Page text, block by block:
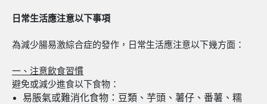
日常生活應注意以下事項
為減少腸易激綜合症的發作，日常生活應注意以下幾方面：
一、 注意飲食習慣
避免或減少進食以下食物：
易脹氣或難消化食物：豆類、芋頭、薯仔、番薯、糯